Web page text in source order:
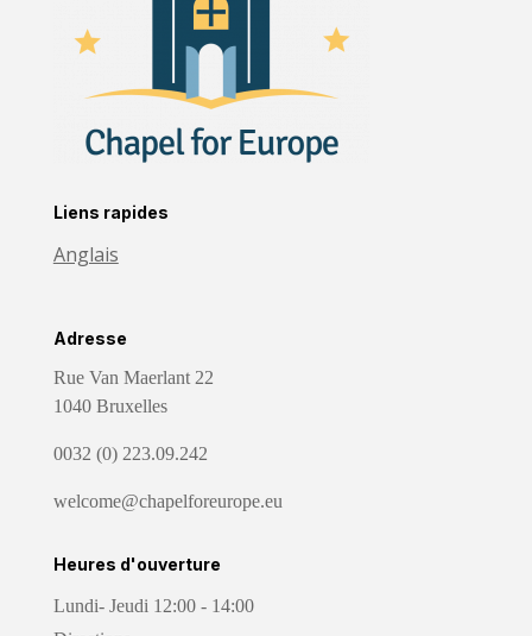
Liens rapides
Anglais
Adresse
Rue Van Maerlant 22
1040 Bruxelles
0032 (0) 223.09.242
welcome@chapelforeurope.eu
Heures d'ouverture
Lundi- Jeudi 12:00 - 14:00